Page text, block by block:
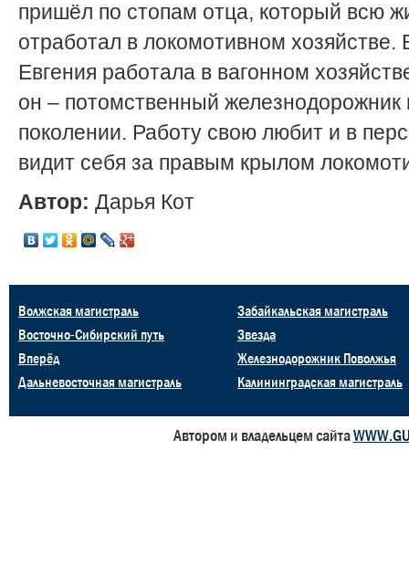
пришёл по стопам отца, который всю
отработал в локомотивном хозяйстве.
Евгения работала в вагонном
он – потомственный железнодорожник
поколении. Работу свою любит и в
видит себя за правым крылом
Автор: Дарья Кот
Волжская магистраль
Восточно-Сибирский путь
Вперёд
Дальневосточная магистраль
Забайкальская магистраль
Звезда
Железнодорожник Поволжья
Калининградская магистраль
Автором и владельцем сайта